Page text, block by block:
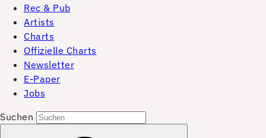
Rec & Pub
Artists
Charts
Offizielle Charts
Newsletter
E-Paper
Jobs
Suchen